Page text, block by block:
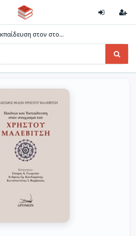
στον στο...